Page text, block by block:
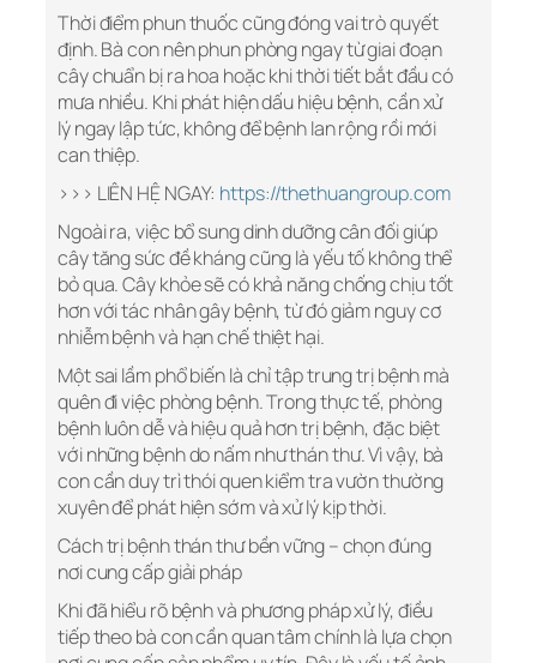
Thời điểm phun thuốc cũng đóng vai trò quyết
định. Bà con nên phun phòng ngay từ giai đoạn
cây chuẩn bị ra hoa hoặc khi thời tiết bắt đầu có
mưa nhiều. Khi phát hiện dấu hiệu bệnh, cần xử
lý ngay lập tức, không để bệnh lan rộng rồi mới
can thiệp.
>>> LIÊN HỆ NGAY: https://thethuangroup.com
Ngoài ra, việc bổ sung dinh dưỡng cân đối giúp
cây tăng sức đề kháng cũng là yếu tố không thể
bỏ qua. Cây khỏe sẽ có khả năng chống chịu tốt
hơn với tác nhân gây bệnh, từ đó giảm nguy cơ
nhiễm bệnh và hạn chế thiệt hại.
Một sai lầm phổ biến là chỉ tập trung trị bệnh mà
quên đi việc phòng bệnh. Trong thực tế, phòng
bệnh luôn dễ và hiệu quả hơn trị bệnh, đặc biệt
với những bệnh do nấm như thán thư. Vì vậy, bà
con cần duy trì thói quen kiểm tra vườn thường
xuyên để phát hiện sớm và xử lý kịp thời.
Cách trị bệnh thán thư bền vững – chọn đúng
nơi cung cấp giải pháp
Khi đã hiểu rõ bệnh và phương pháp xử lý, điều
tiếp theo bà con cần quan tâm chính là lựa chọn